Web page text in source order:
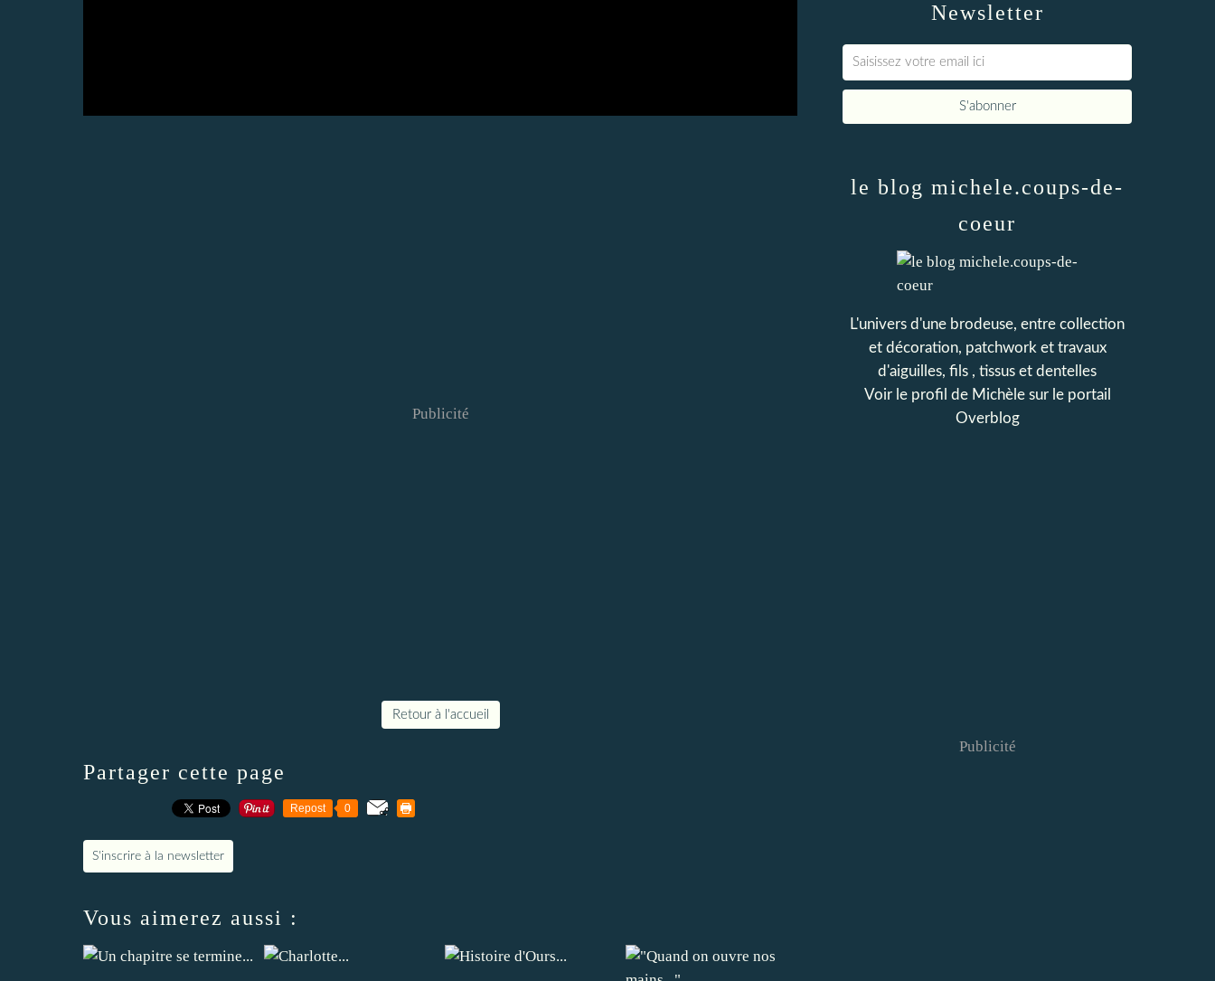
Publicité
Retour à l'accueil
Partager cette page
Repost 0
S'inscrire à la newsletter
Vous aimerez aussi :
Newsletter
le blog michele.coups-de-
coeur
L'univers d'une brodeuse, entre collection
et décoration, patchwork et travaux
d'aiguilles, fils , tissus et dentelles
Voir le profil de Michèlesur le portail
Overblog
Publicité